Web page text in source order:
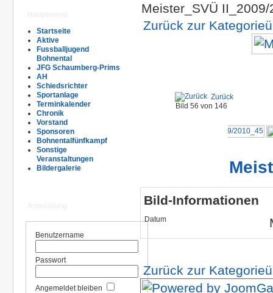
Startseite
Aktive
Fussballjugend
Bohnental
JFG Schaumberg-Prims
AH
Schiedsrichter
Sportanlage
Terminkalender
Chronik
Vorstand
Sponsoren
Bohnentalfünfkampf
Sonstige
Veranstaltungen
Bildergalerie
Benutzername
Passwort
Angemeldet bleiben
Meister_SVÜ
Zurück zur
Zurück
Bild 56 von 146
Bild-Informationen
Datum
Zurück zur